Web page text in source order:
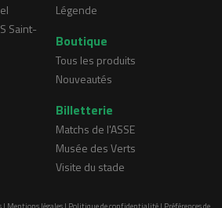
Saint-
Légende
Boutique
Tous les produits
Nouveautés
Billetterie
Matchs de l'ASSE
Musée des Verts
Visite du stade